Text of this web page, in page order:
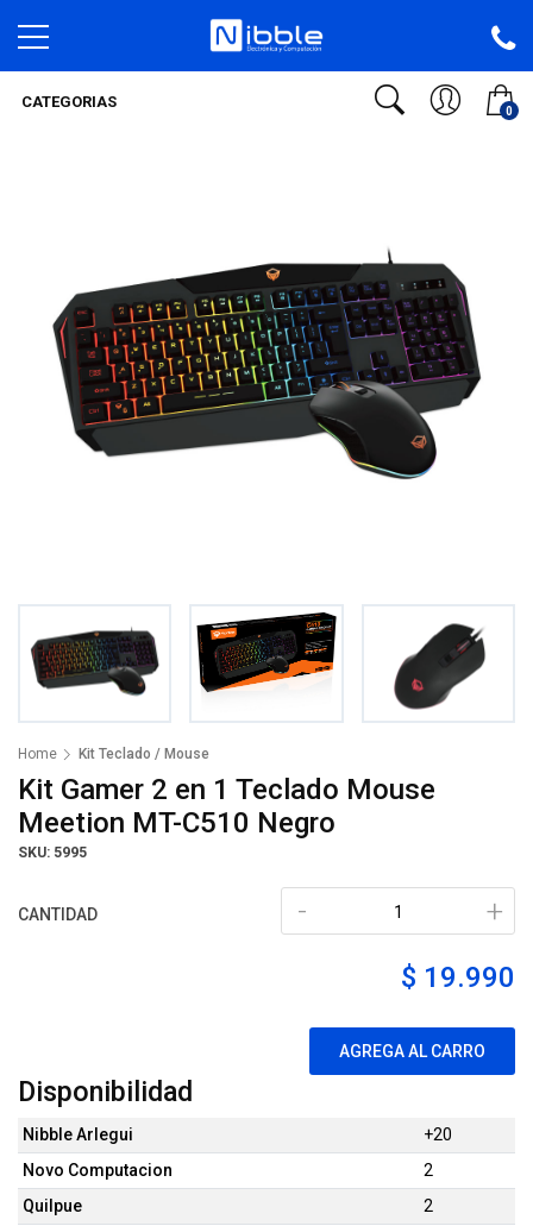
0
CATEGORIAS
Home Kit Teclado / Mouse
Kit Gamer 2 en 1 Teclado Mouse
Meetion MT-C510 Negro
SKU: 5995
CANTIDAD +
-
$ 19.990
AGREGA AL CARRO
Disponibilidad
Nibble Arlegui
+20
Novo Computacion
2
Quilpue
2